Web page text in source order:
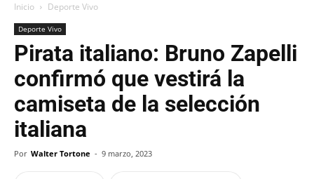
Inicio Deporte Vivo
Deporte Vivo
Pirata italiano: Bruno Zapelli
confirmó que vestirá la
camiseta de la selección
italiana
Por Walter Tortone - 9 marzo, 2023